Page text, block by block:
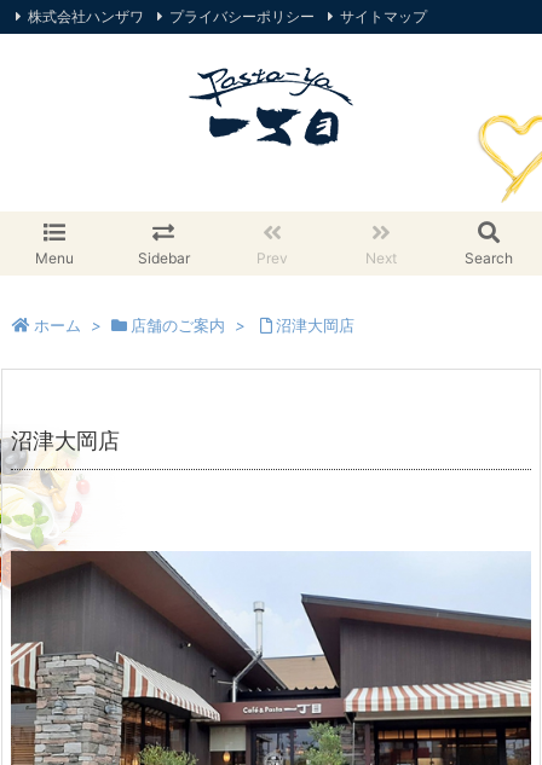
Menu Sidebar Prev Next Search
株式会社ハンザワ プライバシーポリシー
サイトマップ
ホーム > 店舗のご案内 > 沼津大岡店
沼津大岡店